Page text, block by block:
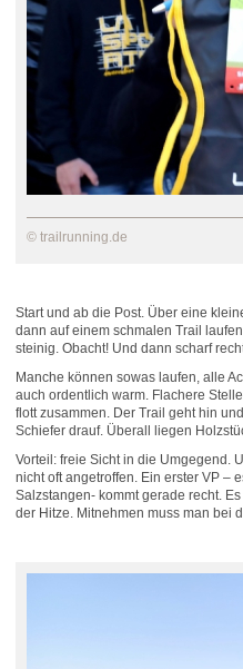
© trailrunning.de
Start und ab die Post. Über eine
dann auf einem schmalen Trail
steinig. Obacht! Und dann scharf
Manche können sowas laufen, alle
auch ordentlich warm. Flachere
flott zusammen. Der Trail geht hin
Schiefer drauf. Überall liegen
Vorteil: freie Sicht in die Umgegend.
nicht oft angetroffen. Ein erster VP –
Salzstangen- kommt gerade recht.
der Hitze. Mitnehmen muss man bei